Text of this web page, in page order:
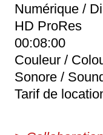
Numérique /
HD ProRes
00:08:00
Couleur /
Sonore /
Tarif de